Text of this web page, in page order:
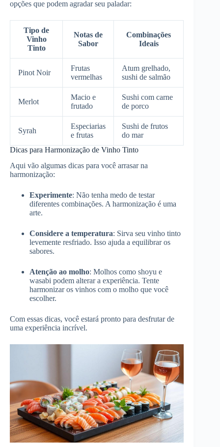
opções que podem agradar seu paladar:
Tipo de
Vinho
Tinto
Notas de
Sabor
Combinações
Ideais
Pinot Noir
Frutas
vermelhas
Atum grelhado,
sushi de salmão
Merlot
Macio e
frutado
Sushi com carne
de porco
Syrah
Especiarias
e frutas
Sushi de frutos
do mar
Dicas para Harmonização de Vinho Tinto
Aqui vão algumas dicas para você arrasar na
harmonização:
Experimente: Não tenha medo de testar
diferentes combinações. A harmonização é uma
arte.
Considere a temperatura: Sirva seu vinho tinto
levemente resfriado. Isso ajuda a equilibrar os
sabores.
Atenção ao molho: Molhos como shoyu e
wasabi podem alterar a experiência. Tente
harmonizar os vinhos com o molho que você
escolher.
Com essas dicas, você estará pronto para desfrutar de
uma experiência incrível.